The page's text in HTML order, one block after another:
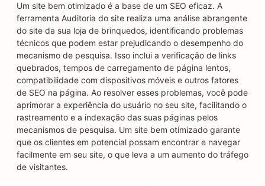
Um site bem otimizado é a base de um SEO eficaz. A
ferramenta Auditoria do site realiza uma análise abrangente
do site da sua loja de brinquedos, identificando problemas
técnicos que podem estar prejudicando o desempenho do
mecanismo de pesquisa. Isso inclui a verificação de links
quebrados, tempos de carregamento de página lentos,
compatibilidade com dispositivos móveis e outros fatores
de SEO na página. Ao resolver esses problemas, você pode
aprimorar a experiência do usuário no seu site, facilitando o
rastreamento e a indexação das suas páginas pelos
mecanismos de pesquisa. Um site bem otimizado garante
que os clientes em potencial possam encontrar e navegar
facilmente em seu site, o que leva a um aumento do tráfego
de visitantes.